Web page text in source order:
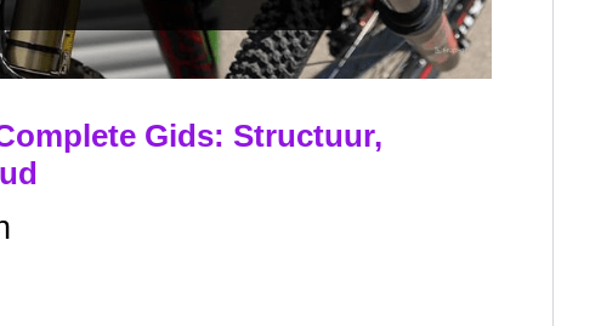
Gids: Structuur,